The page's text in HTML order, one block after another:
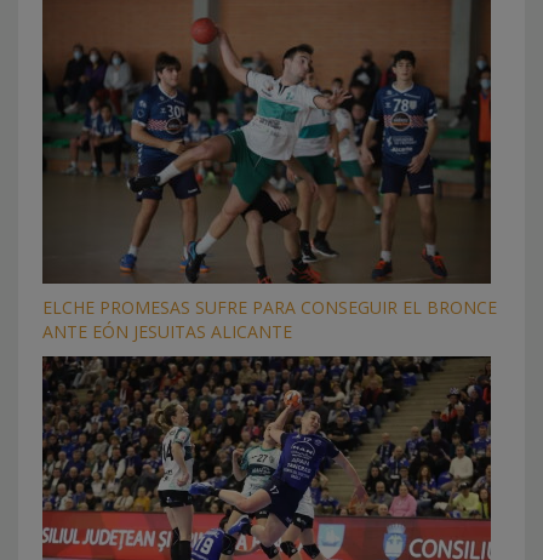
ELCHE PROMESAS SUFRE PARA CONSEGUIR EL BRONCE
ANTE EÓN JESUITAS ALICANTE